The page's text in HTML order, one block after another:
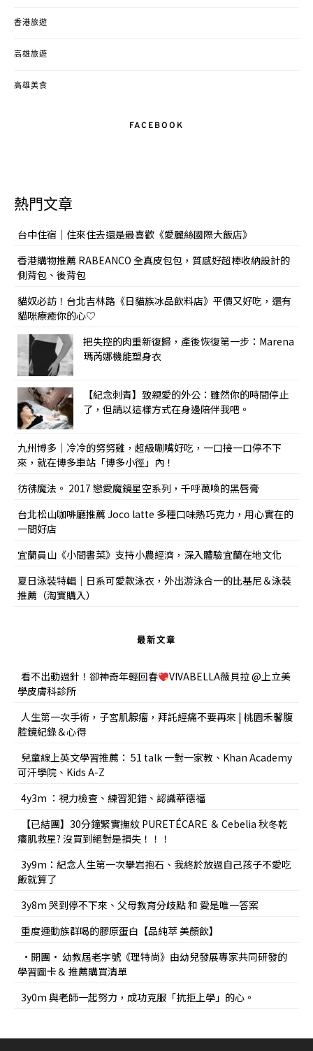
香港旅遊
高雄旅遊
高雄美食
FACEBOOK
熱門文章
台中住宿｜住來住去還是最喜歡《愛麗絲國際大飯店》
香港購物推薦 RABEANCO 全真皮包包，質感好超棒收納設計的
側背包、後背包
貓奴必訪！台北吉林路《日貓族冰品飲料店》平價又好吃，還有
貓咪療癒你的心♡
把失控的肉重新復歸，產後恢復第一步：Marena
瑪芮娜機能塑身衣
【紀念刺青】致親愛的外公：雖然你的時間停止
了，但請以這樣方式在身邊陪伴我吧。
九州博多｜冷冷的努努雞，超級唰嘴好吃，一口接一口停不下
來，就在博多車站「博多小徑」內！
彷彿魔法。 2017 戀愛魔鏡星空系列，千呼萬喚的黑唇膏
台北松山咖啡廳推薦 Joco latte 多種口味熱巧克力，用心實在的
一間好店
宜蘭員山《小間書菜》支持小農經濟，深入體驗宜蘭在地文化
夏日泳裝特輯｜日系可愛款泳衣，外出游泳合一的比基尼＆泳裝
推薦（淘寶購入）
最新文章
看不出動過針！卻神奇年輕回春
VIVABELLA薇貝拉 @上立美
學皮膚科診所
人生第一次手術，子宮肌腺瘤，拜託經痛不要再來 | 桃園禾馨腹
腔鏡紀錄＆心得
兒童線上英文學習推薦： 51 talk 一對一家教、Khan Academy
可汗學院、Kids A-Z
4y3m ：視力檢查、練習犯錯、認識華德福
【已結團】30分鐘緊實撫紋 PURETÉCARE ＆ Cebelia 秋冬乾
癢肌救星? 沒買到絕對是損失！！！
3y9m：紀念人生第一次攀岩抱石、我終於放過自己孩子不愛吃
飯就算了
3y8m 哭到停不下來、父母教育分歧點 和 愛是唯一答案
重度運動族群喝的膠原蛋白【品純萃 美顏飲】
•開團• 幼教屆老字號《理特尚》由幼兒發展專家共同研發的
學習圖卡＆ 推薦購買清單
3y0m 與老師一起努力，成功克服「抗拒上學」的心。